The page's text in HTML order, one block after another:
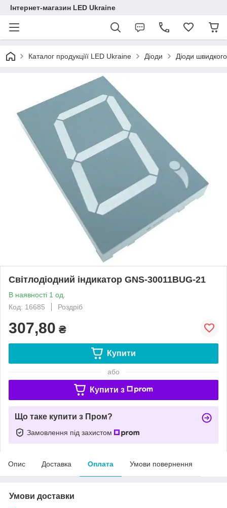
Інтернет-магазин LED Ukraine
Каталог продукціїї LED Ukraine Діоди Діоди
Світлодіодний індикатор GNS-30011BUG-21
В наявності 1 од.
Код: 16685
Роздріб
307,80 ₴
Купити
або
Купити з
Що таке купити з Пром?
Замовлення під захистом
Опис Доставка Оплата Умови повернення
Умови доставки